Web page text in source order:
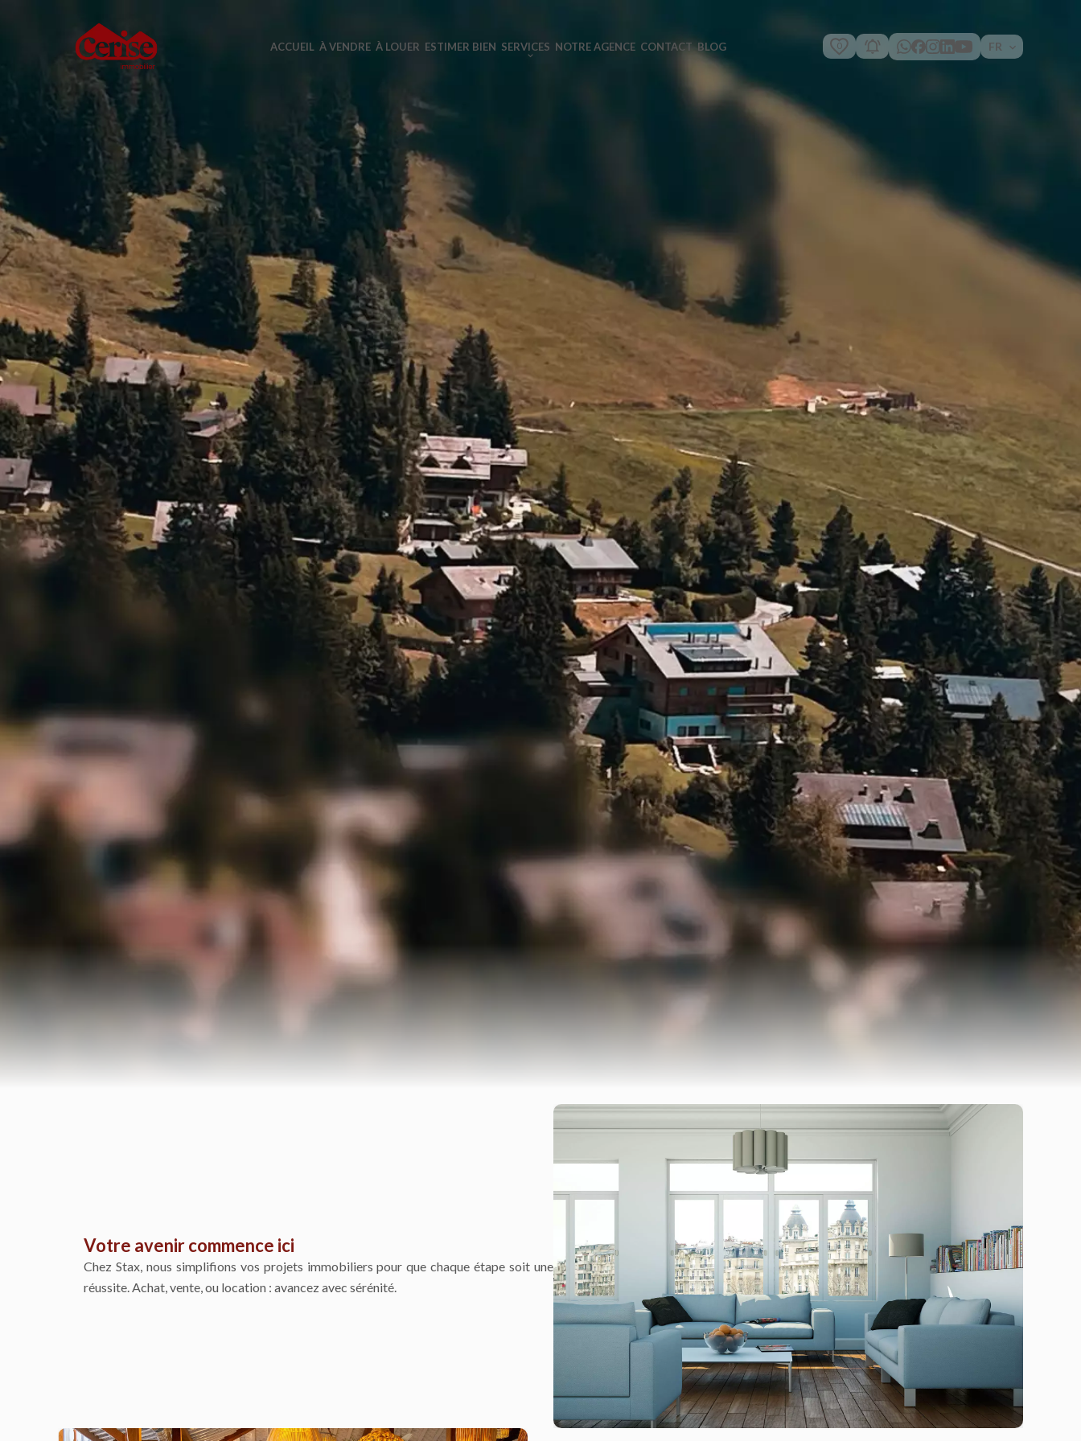
ACCUEIL À VENDRE À LOUER ESTIMER BIEN SERVICES NOTRE AGENCE CONTACT BLOG 0 FR
Votre avenir commence ici
Chez Stax, nous simplifions vos projets immobiliers pour que chaque étape soit une
réussite. Achat, vente, ou location : avancez avec sérénité.